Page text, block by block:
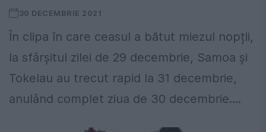
30 DECEMBRIE 2021
În clipa în care ceasul a bătut miezul nopții,
la sfârșitul zilei de 29 decembrie, Samoa și
Tokelau au trecut rapid la 31 decembrie,
anulând complet ziua de 30 decembrie....